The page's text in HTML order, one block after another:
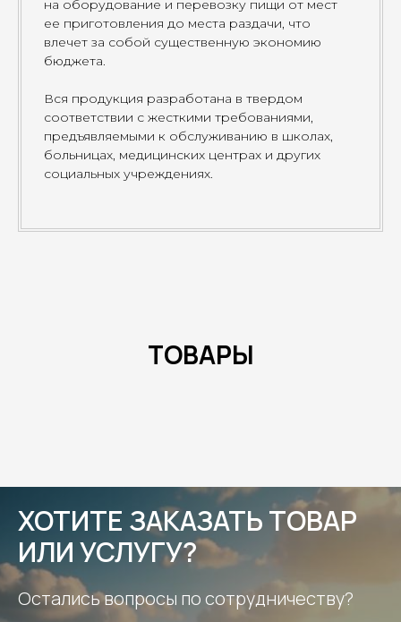
на оборудование и перевозку пищи от мест
ее приготовления до места раздачи, что
влечет за собой существенную экономию
бюджета.
Вся продукция разработана в твердом
соответствии с жесткими требованиями,
предъявляемыми к обслуживанию в школах,
больницах, медицинских центрах и других
социальных учреждениях.
ТОВАРЫ
ХОТИТЕ ЗАКАЗАТЬ ТОВАР
ИЛИ УСЛУГУ?
Остались вопросы по сотрудничеству?